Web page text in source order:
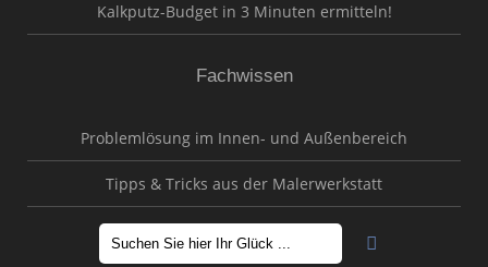
Kalkputz-Budget in 3 Minuten ermitteln!
Fachwissen
Problemlösung im Innen- und Außenbereich
Tipps & Tricks aus der Malerwerkstatt